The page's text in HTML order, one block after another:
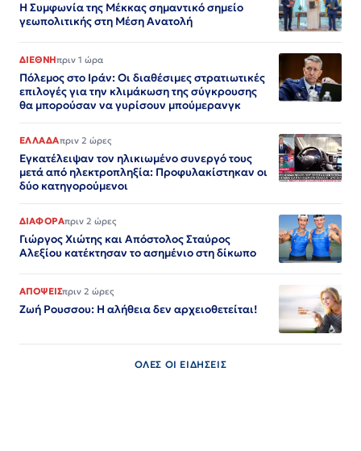
Η Συμφωνία της Μέκκας σημαντικό σημείο
γεωπολιτικής στη Μέση Ανατολή
ΔΙΕΘΝΗπριν 1 ώρα
Πόλεμος στο Ιράν: Οι διαθέσιμες στρατιωτικές
επιλογές για την κλιμάκωση της σύγκρουσης
θα μπορούσαν να γυρίσουν μπούμερανγκ
ΕΛΛΑΔΑπριν 2 ώρες
Εγκατέλειψαν τον ηλικιωμένο συνεργό τους
μετά από ηλεκτροπληξία: Προφυλακίστηκαν οι
δύο κατηγορούμενοι
ΔΙΑΦΟΡΑπριν 2 ώρες
Γιώργος Χιώτης και Απόστολος Σταύρος
Αλεξίου κατέκτησαν το ασημένιο στη δίκωπο
ΑΠΟΨΕΙΣπριν 2 ώρες
Ζωή Ρουσσου: Η αλήθεια δεν αρχειοθετείται!
ΟΛΕΣ ΟΙ ΕΙΔΗΣΕΙΣ